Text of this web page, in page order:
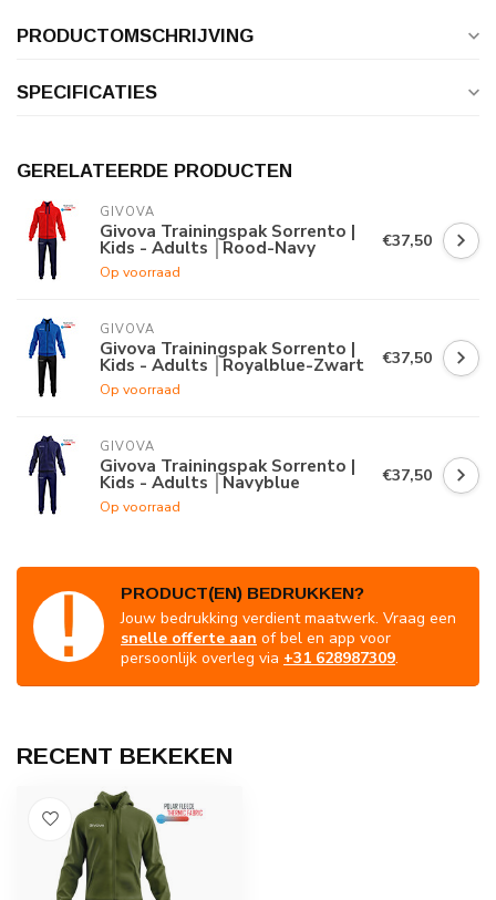
PRODUCTOMSCHRIJVING
SPECIFICATIES
GERELATEERDE PRODUCTEN
GIVOVA
Givova Trainingspak Sorrento |
Kids - Adults │Rood-Navy
Op voorraad
€37,50
GIVOVA
Givova Trainingspak Sorrento |
Kids - Adults │Royalblue-Zwart
Op voorraad
€37,50
GIVOVA
Givova Trainingspak Sorrento |
Kids - Adults │Navyblue
Op voorraad
€37,50
PRODUCT(EN) BEDRUKKEN?
Jouw bedrukking verdient maatwerk. Vraag een
snelle offerte aan of bel en app voor
persoonlijk overleg via +31 628987309.
RECENT BEKEKEN